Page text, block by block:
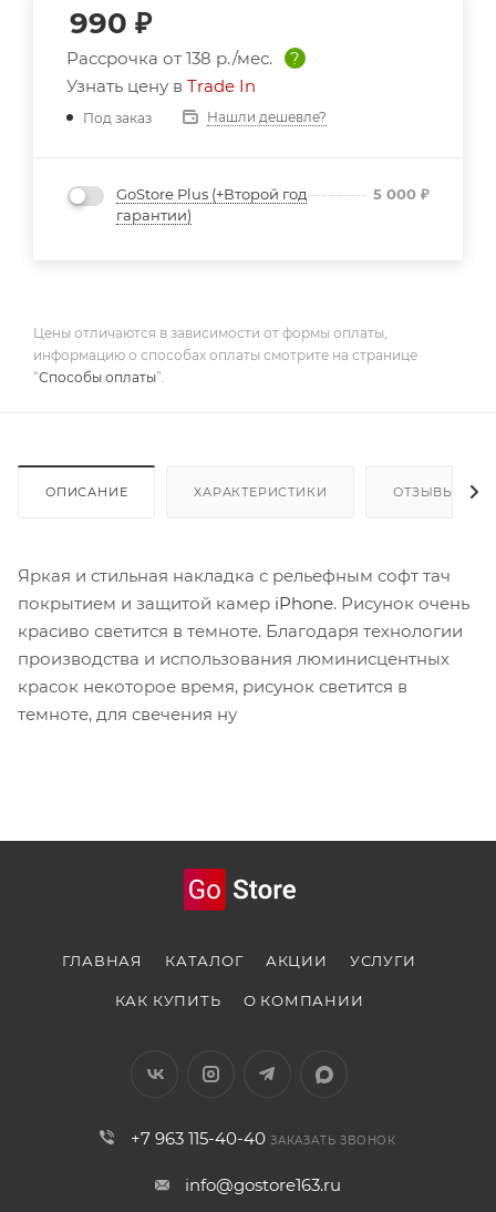
990 ₽
Рассрочка от 138 р./мес.
?
Узнать цену в Trade In
Под заказ Нашли дешевле?
GoStore Plus (+Второй год
гарантии)
5 000 ₽
Цены отличаются в зависимости от формы оплаты,
информацию о способах оплаты смотрите на странице
“Способы оплаты”.
ОПИСАНИЕ ХАРАКТЕРИСТИКИ ОТЗЫВЫ
Яркая и стильная накладка с рельефным софт тач
покрытием и защитой камер iPhone. Рисунок очень
красиво светится в темноте. Благодаря технологии
производства и использования люминисцентных
красок некоторое время, рисунок светится в
темноте, для свечения ну
ГЛАВНАЯ КАТАЛОГ АКЦИИ УСЛУГИ
КАК КУПИТЬ О КОМПАНИИ
+7 963 115-40-40 ЗАКАЗАТЬ ЗВОНОК
info@gostore163.ru